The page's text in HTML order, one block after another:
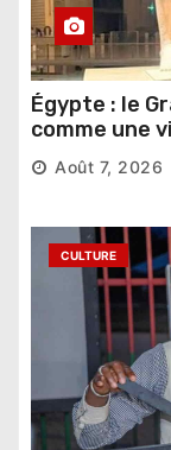
Égypte : le
comme une
pharaonique
étrangers
Août 7, 2026
CULTURE